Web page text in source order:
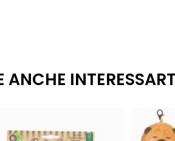
ANCHE